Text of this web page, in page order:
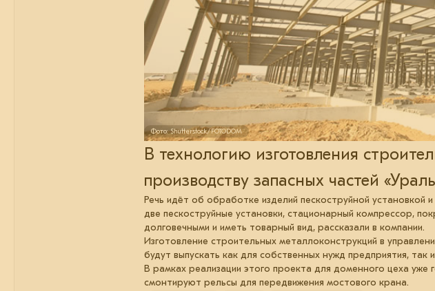
Фото: Shutterstock/FOTODOM
В технологию изготовления
производству запасных частей
Речь идёт об обработке изделий пескоструйной установкой
две пескоструйные установки, стационарный компрессор,
долговечными и иметь товарный вид, рассказали в компании.
Изготовление строительных металлоконструкций в
будут выпускать как для собственных нужд предприятия, так
В рамках реализации этого проекта для доменного цеха
смонтируют рельсы для передвижения мостового крана.